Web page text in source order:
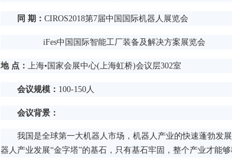
同 期： CIROS2018第7届中国国际机器人展览会
iFes中国国际智能工厂装备及解决方案展览会
地 点： 上海•国家会展中心(上海虹桥)会议层302室
会议规模： 100-150人
会议背景：
我国是全球第一大机器人市场，机器人产业的快速蓬勃发
器人产业发展“金字塔”的基石，只有基石牢固，整个产业才能够